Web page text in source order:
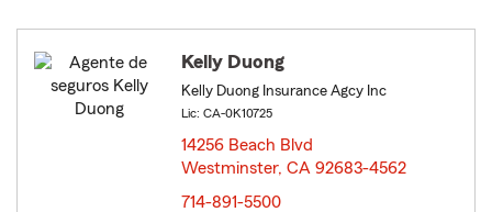
Kelly Duong
Kelly Duong Insurance Agcy Inc
Lic: CA-0K10725
14256 Beach Blvd
Westminster, CA 92683-4562
714-891-5500